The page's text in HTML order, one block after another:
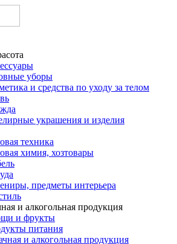
уборы
и средства по уходу за телом
украшения и изделия
техника
химия, хозтовары
предметы интерьера
и алкогольная продукция
и фрукты
питания
и алкогольная продукция